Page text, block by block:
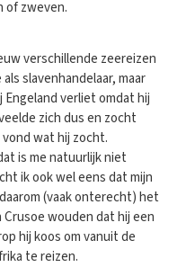
of zweven.
verschillende zeereizen
slavenhandelaar, maar
verliet omdat hij
zich dus en zocht
wat hij zocht.
is me natuurlijk niet
ik ook wel eens dat mijn
(vaak onterecht) het
wouden dat hij een
hij koos om vanuit de
te reizen.